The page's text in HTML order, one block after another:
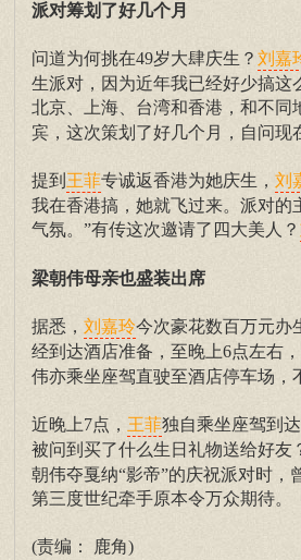
派对筹划了好几个月
问道为何挑在49岁大肆庆生？ 刘嘉
生派对，因为近年我已经好少搞
北京、上海、台湾和香港，和不同
宾，这次策划了好几个月，自问现
提到 王菲专诚返香港为她庆生， 刘
我在香港搞，她就飞过来。派对的
气氛。”有传这次邀请了四大美人？
梁朝伟母亲也盛装出席
据悉， 刘嘉玲今次豪花数百万元办
经到达酒店准备，至晚上6点左右，
伟亦乘坐座驾直驶至酒店停车场，
近晚上7点， 王菲独自乘坐座驾到
被问到买了什么生日礼物送给好友
朝伟夺戛纳“影帝”的庆祝派对时，
第三度世纪牵手原本令万众期待。
(责编： 鹿角)